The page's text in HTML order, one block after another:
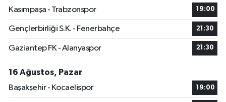
Kasımpaşa - Trabzonspor 19:00
Gençlerbirliği S.K. - Fenerbahçe 21:30
Gaziantep FK - Alanyaspor 21:30
16 Ağustos, Pazar
Başakşehir - Kocaelispor
19:00